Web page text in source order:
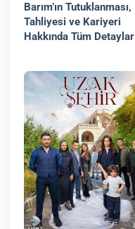
Barım’ın Tutuklanması,
Tahliyesi ve Kariyeri
Hakkında Tüm Detaylar